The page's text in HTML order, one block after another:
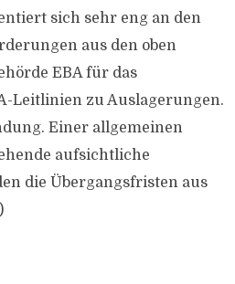
sich sehr eng an den
aus den oben
EBA für das
Leitlinien zu Auslagerungen.
Einer allgemeinen
aufsichtliche
die Übergangsfristen aus